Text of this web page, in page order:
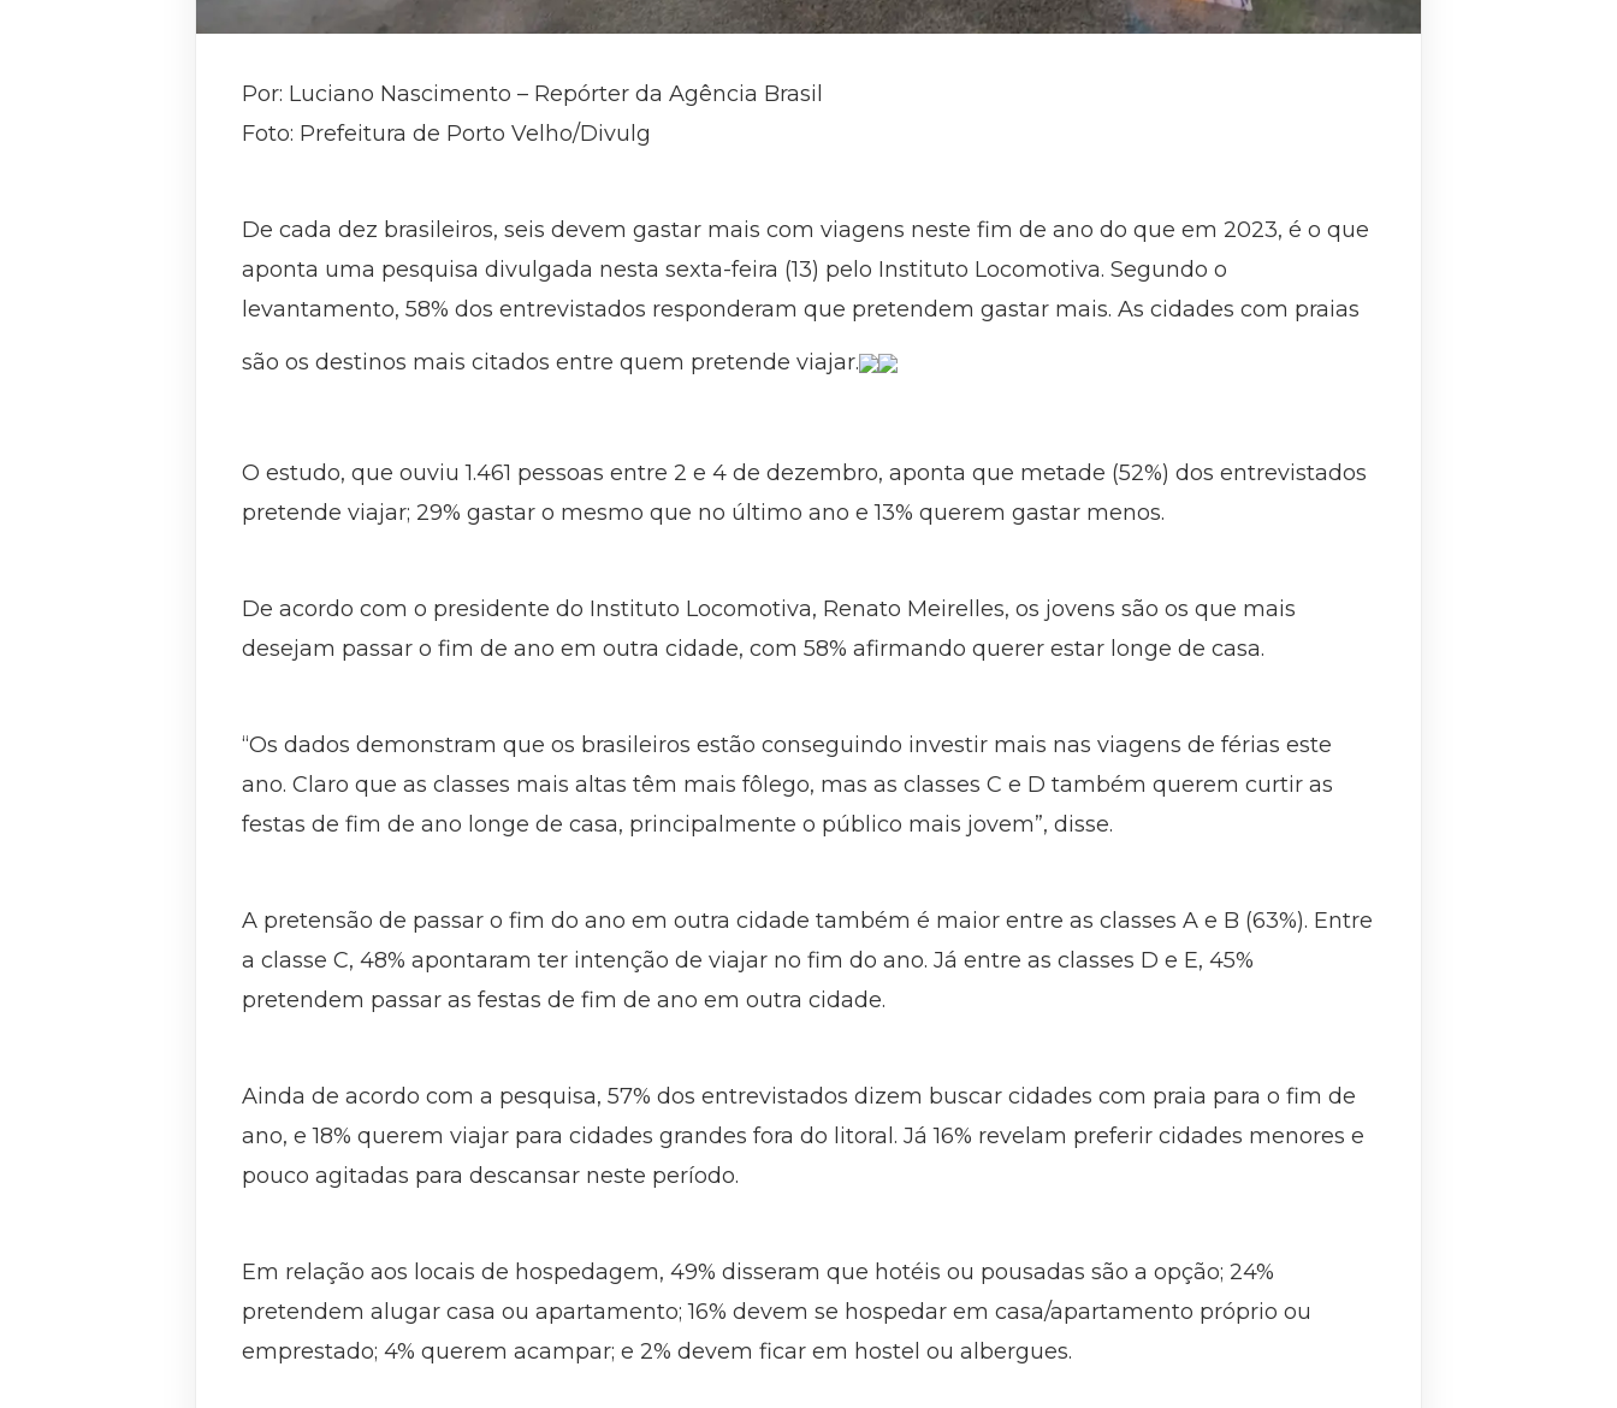
Por: Luciano Nascimento – Repórter da Agência Brasil
Foto: Prefeitura de Porto Velho/Divulg
De cada dez brasileiros, seis devem gastar mais com viagens neste fim de ano do que em 2023, é o que
aponta uma pesquisa divulgada nesta sexta-feira (13) pelo Instituto Locomotiva. Segundo o
levantamento, 58% dos entrevistados responderam que pretendem gastar mais. As cidades com praias
são os destinos mais citados entre quem pretende viajar.
O estudo, que ouviu 1.461 pessoas entre 2 e 4 de dezembro, aponta que metade (52%) dos entrevistados
pretende viajar; 29% gastar o mesmo que no último ano e 13% querem gastar menos.
De acordo com o presidente do Instituto Locomotiva, Renato Meirelles, os jovens são os que mais
desejam passar o fim de ano em outra cidade, com 58% afirmando querer estar longe de casa.
“Os dados demonstram que os brasileiros estão conseguindo investir mais nas viagens de férias este
ano. Claro que as classes mais altas têm mais fôlego, mas as classes C e D também querem curtir as
festas de fim de ano longe de casa, principalmente o público mais jovem”, disse.
A pretensão de passar o fim do ano em outra cidade também é maior entre as classes A e B (63%). Entre
a classe C, 48% apontaram ter intenção de viajar no fim do ano. Já entre as classes D e E, 45%
pretendem passar as festas de fim de ano em outra cidade.
Ainda de acordo com a pesquisa, 57% dos entrevistados dizem buscar cidades com praia para o fim de
ano, e 18% querem viajar para cidades grandes fora do litoral. Já 16% revelam preferir cidades menores e
pouco agitadas para descansar neste período.
Em relação aos locais de hospedagem, 49% disseram que hotéis ou pousadas são a opção; 24%
pretendem alugar casa ou apartamento; 16% devem se hospedar em casa/apartamento próprio ou
emprestado; 4% querem acampar; e 2% devem ficar em hostel ou albergues.